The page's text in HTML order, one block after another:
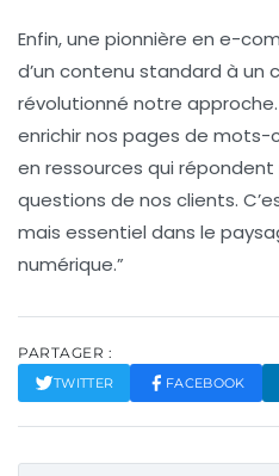
Enfin, une pionnière en e-
d’un contenu standard à un
révolutionné notre
enrichir nos pages de mots-
en ressources qui
questions de nos clients.
mais essentiel dans le
numérique.”
PARTAGER :
TWITTER FACEBOOK